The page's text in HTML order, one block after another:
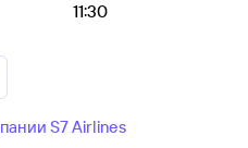
11:30
S7 Airlines